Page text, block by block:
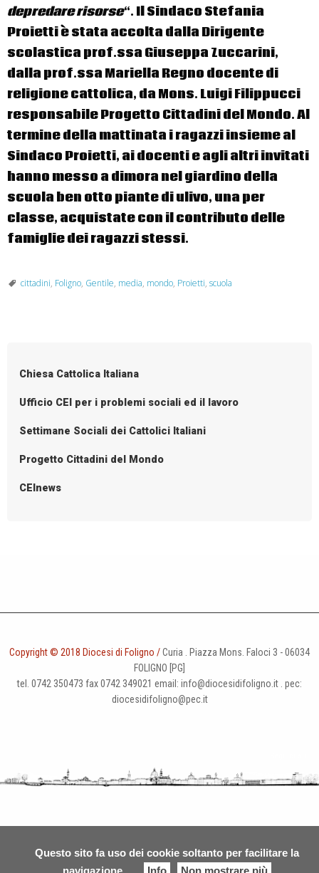
Questo sito fa uso dei cookie soltanto per facilitare la
navigazione
Info Non mostrare più
depredare risorse“. Il Sindaco Stefania
Proietti è stata accolta dalla Dirigente
scolastica prof.ssa Giuseppa Zuccarini,
dalla prof.ssa Mariella Regno docente di
religione cattolica, da Mons. Luigi Filippucci
responsabile Progetto Cittadini del Mondo. Al
termine della mattinata i ragazzi insieme al
Sindaco Proietti, ai docenti e agli altri invitati
hanno messo a dimora nel giardino della
scuola ben otto piante di ulivo, una per
classe, acquistate con il contributo delle
famiglie dei ragazzi stessi.
cittadini, Foligno, Gentile, media, mondo, Proietti, scuola
Chiesa Cattolica Italiana
Ufficio CEI per i problemi sociali ed il lavoro
Settimane Sociali dei Cattolici Italiani
Progetto Cittadini del Mondo
CEInews
Copyright © 2018 Diocesi di Foligno /Curia . Piazza Mons. Faloci 3 - 06034
FOLIGNO [PG]
tel. 0742 350473 fax 0742 349021 email: info@diocesidifoligno.it . pec:
diocesidifoligno@pec.it